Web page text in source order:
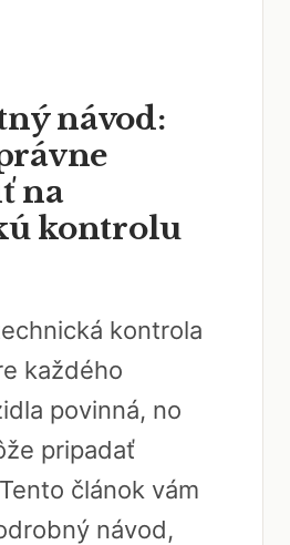
návod:
na
kontrolu
kontrola
každého
povinná, no
pripadať
článok vám
návod,